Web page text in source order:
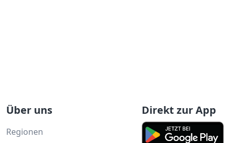
Über uns
Regionen
Direkt zur App